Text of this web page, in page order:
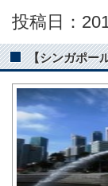
投稿日：
【シンガポー